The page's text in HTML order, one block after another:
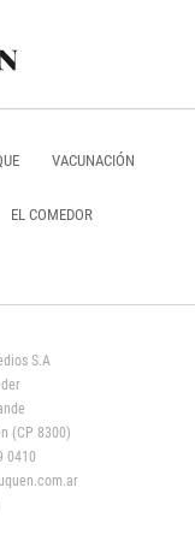
VACUNACIÓN
EL COMEDOR
S.A
(CP 8300)
0410